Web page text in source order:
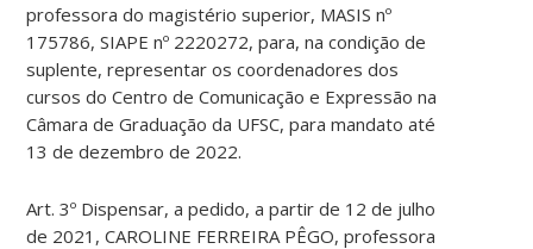
professora do magistério superior, MASIS nº
175786, SIAPE nº 2220272, para, na condição de
suplente, representar os coordenadores dos
cursos do Centro de Comunicação e Expressão na
Câmara de Graduação da UFSC, para mandato até
13 de dezembro de 2022.
Art. 3º Dispensar, a pedido, a partir de 12 de julho
de 2021, CAROLINE FERREIRA PÊGO, professora